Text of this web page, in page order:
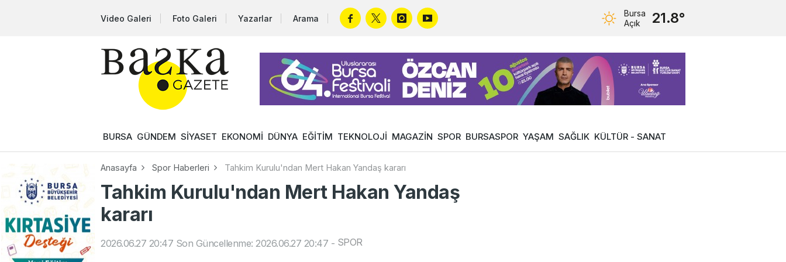
Video Galeri Foto Galeri Yazarlar Arama
Bursa
Açık
21.8°
BURSA GÜNDEM SİYASET EKONOMİ DÜNYA EĞİTİM TEKNOLOJİ MAGAZİN SPOR BURSASPOR YAŞAM SAĞLIK KÜLTÜR - SANAT
Anasayfa Spor Haberleri Tahkim Kurulu'ndan Mert Hakan Yandaş kararı
Tahkim Kurulu'ndan Mert Hakan Yandaş
kararı
2026.06.27 20:47 Son Güncellenme: 2026.06.27 20:47 - SPOR